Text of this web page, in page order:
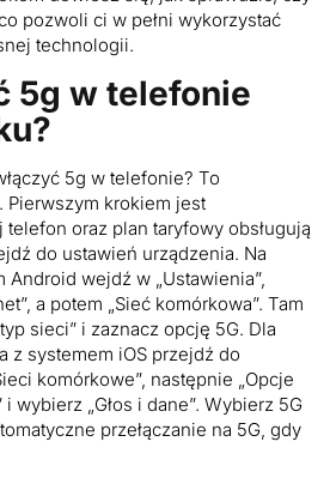
pozwoli ci w pełni wykorzystać
technologii.
5g w telefonie
5g w telefonie? To
Pierwszym krokiem jest
oraz plan taryfowy obsługują
do ustawień urządzenia. Na
wejdź w „Ustawienia”,
a potem „Sieć komórkowa”. Tam
sieci” i zaznacz opcję 5G. Dla
z systemem iOS przejdź do
komórkowe”, następnie „Opcje
wybierz „Głos i dane”. Wybierz 5G
przełączanie na 5G, gdy